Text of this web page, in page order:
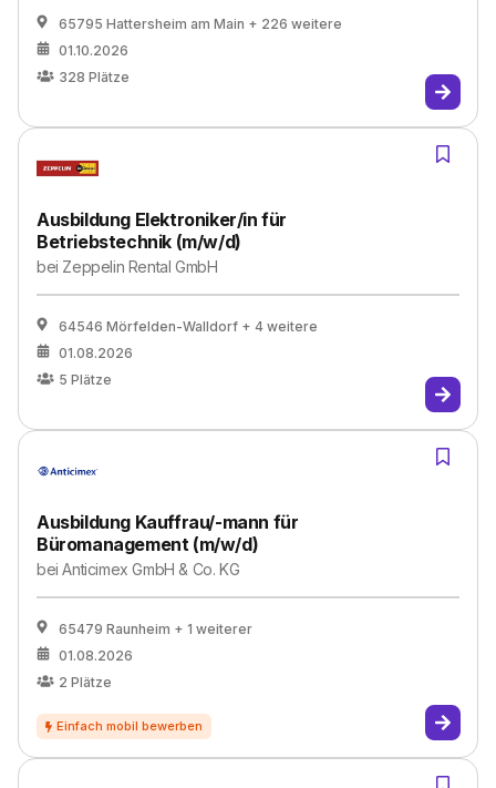
65795 Hattersheim am Main + 226 weitere
01.10.2026
328 Plätze
Ausbildung Elektroniker/in für
Betriebstechnik (m/w/d)
bei Zeppelin Rental GmbH
64546 Mörfelden-Walldorf + 4 weitere
01.08.2026
5 Plätze
Ausbildung Kauffrau/-mann für
Büromanagement (m/w/d)
beiAnticimex GmbH & Co. KG
65479 Raunheim + 1 weiterer
01.08.2026
2 Plätze